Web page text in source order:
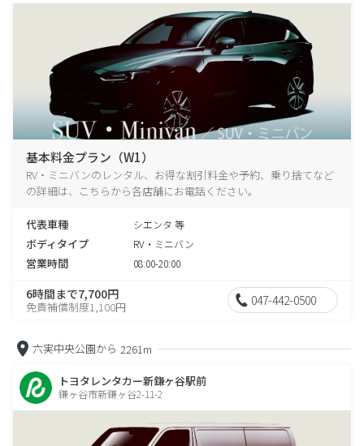
基本料金プラン（W1）
RV・ミニバンのレンタル、お得な割引料金や予約、乗り捨てなど
の詳細は、こちらから各店舗にお電話ください。
代表車種 シエンタ 等
ボディタイプ RV・ミニバン
営業時間 08:00-20:00
6時間まで7,700円
免責補償制度1,100円 047-442-0500
六実中央公園から 2261m
トヨタレンタカー新鎌ヶ谷駅前
鎌ヶ谷市新鎌ヶ谷2-11-2